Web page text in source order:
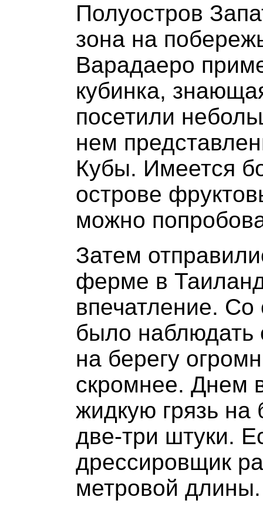
Полуостров
зона на
Варадаеро
кубинка,
посетили
нем
Кубы. Имеется
острове
можно
Затем
ферме в
впечатление.
было
на берегу
скромнее. Днем
жидкую грязь на
две-три штуки.
дрессировщик
метровой